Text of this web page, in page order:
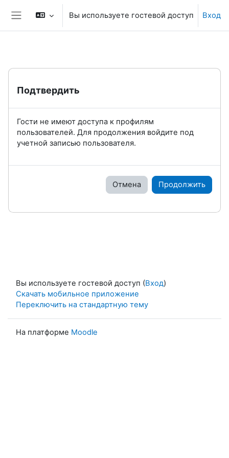
Перейти к основному содержанию
Боковая панель
Вы используете гостевой доступ Вход
Подтвердить
Гости не имеют доступа к профилям
пользователей. Для продолжения войдите под
учетной записью пользователя.
Отмена Продолжить
Вы используете гостевой доступ (Вход)
Скачать мобильное приложение
Переключить на стандартную тему
На платформе Moodle